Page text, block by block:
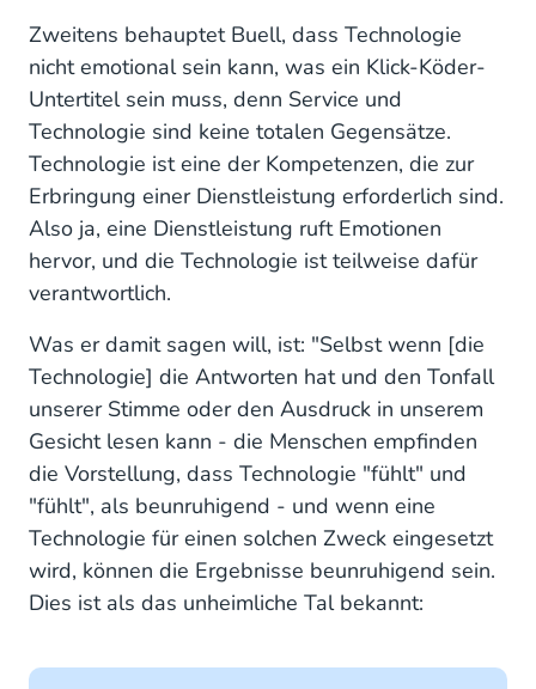
Zweitens behauptet Buell, dass Technologie
nicht emotional sein kann, was ein Klick-Köder-
Untertitel sein muss, denn Service und
Technologie sind keine totalen Gegensätze.
Technologie ist eine der Kompetenzen, die zur
Erbringung einer Dienstleistung erforderlich sind.
Also ja, eine Dienstleistung ruft Emotionen
hervor, und die Technologie ist teilweise dafür
verantwortlich.
Was er damit sagen will, ist: "Selbst wenn [die
Technologie] die Antworten hat und den Tonfall
unserer Stimme oder den Ausdruck in unserem
Gesicht lesen kann - die Menschen empfinden
die Vorstellung, dass Technologie "fühlt" und
"fühlt", als beunruhigend - und wenn eine
Technologie für einen solchen Zweck eingesetzt
wird, können die Ergebnisse beunruhigend sein.
Dies ist als das unheimliche Tal bekannt: